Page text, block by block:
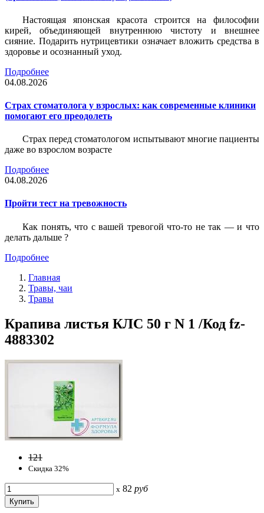
Настоящая японская красота строится на философии
кирей, объединяющей внутреннюю чистоту и внешнее
сияние. Подарить нутрицевтики означает вложить средства в
здоровье и осознанный уход.
Подробнее
04.08.2026
Страх стоматолога у взрослых: как современные клиники
помогают его преодолеть
Страх перед стоматологом испытывают многие пациенты
даже во взрослом возрасте
Подробнее
04.08.2026
Пройти тест на тревожность
Как понять, что с вашей тревогой что-то не так — и что
делать дальше ?
Подробнее
Главная
Травы, чаи
Травы
Крапива листья КЛС 50 г N 1 /Код fz-
4883302
121
Скидка 32%
x 82 руб